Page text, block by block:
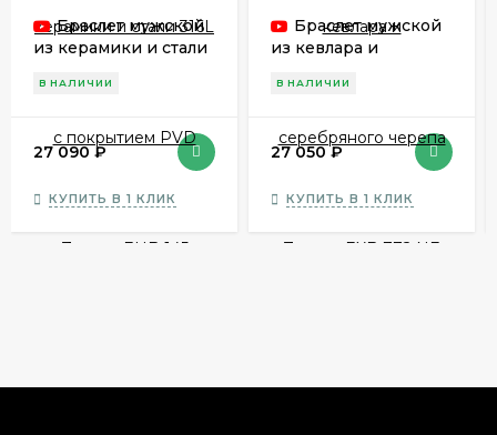
Браслет мужской
из керамики и стали
PVD Zancan EHB 145
В НАЛИЧИИ
27 090₽
КУПИТЬ В 1 КЛИК
Браслет мужской
из кевлара и
Zancan EXB 772 NE
В НАЛИЧИИ
27 050₽
КУПИТЬ В 1 КЛИК